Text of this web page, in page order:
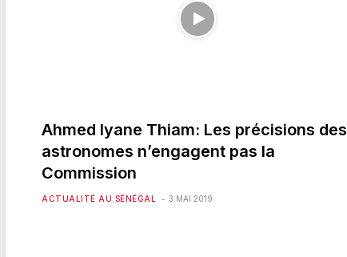
Ahmed Iyane Thiam: Les précisions des
astronomes n’engagent pas la
Commission
ACTUALITÉ AU SÉNÉGAL 3 MAI 2019